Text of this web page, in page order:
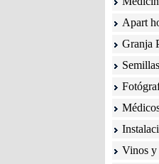
Apart
Granja
Vinos y